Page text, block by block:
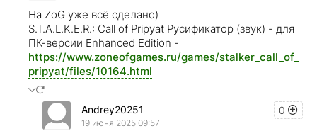
На ZoG уже всё сделано)
S.T.A.L.K.E.R.: Call of Pripyat Русификатор (звук) - для
ПК-версии Enhanced Edition -
https://www.zoneofgames.ru/games/stalker_call_of_
pripyat/files/10164.html
0
Andrey20251
19 июня 2025 09:57